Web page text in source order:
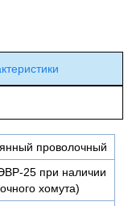
проволочный
25 при наличии
хомута)